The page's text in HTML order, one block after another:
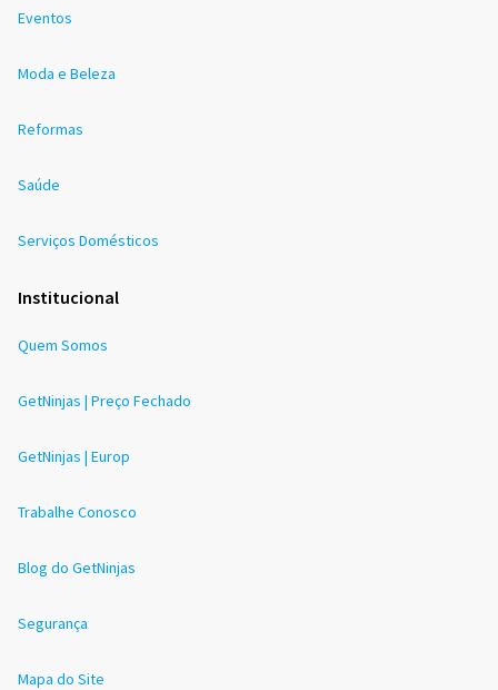
Eventos
Moda e Beleza
Reformas
Saúde
Serviços Domésticos
Institucional
Quem Somos
GetNinjas | Preço Fechado
GetNinjas | Europ
Trabalhe Conosco
Blog do GetNinjas
Segurança
Mapa do Site